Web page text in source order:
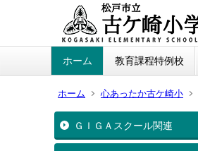
ホーム 教育課程特例校
ホーム 心あったか古ケ崎小
ＧＩＧＡスクール関連